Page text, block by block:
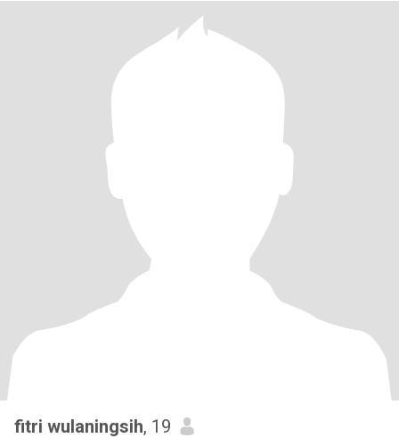
fitri wulaningsih, 19